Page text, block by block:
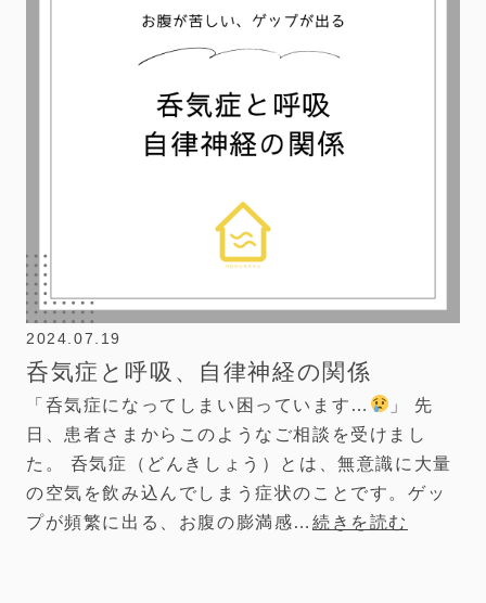
2024.07.19
呑気症と呼吸、自律神経の関係
「呑気症になってしまい困っています…
」 先
日、患者さまからこのようなご相談を受けまし
た。 呑気症（どんきしょう）とは、無意識に大量
の空気を飲み込んでしまう症状のことです。ゲッ
プが頻繁に出る、お腹の膨満感… 続きを読む